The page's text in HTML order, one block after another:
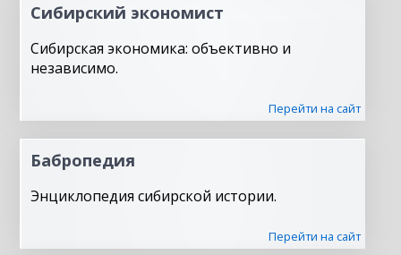
Сибирский экономист
Сибирская экономика: объективно и
независимо.
Перейти на сайт
Бабропедия
Энциклопедия сибирской истории.
Перейти на сайт